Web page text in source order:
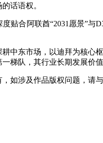
话语权。
贴合阿联酋“2031愿景”
中东市场，以迪拜为核心
梯队，其行业长期发展价
如涉及作品版权问题，请